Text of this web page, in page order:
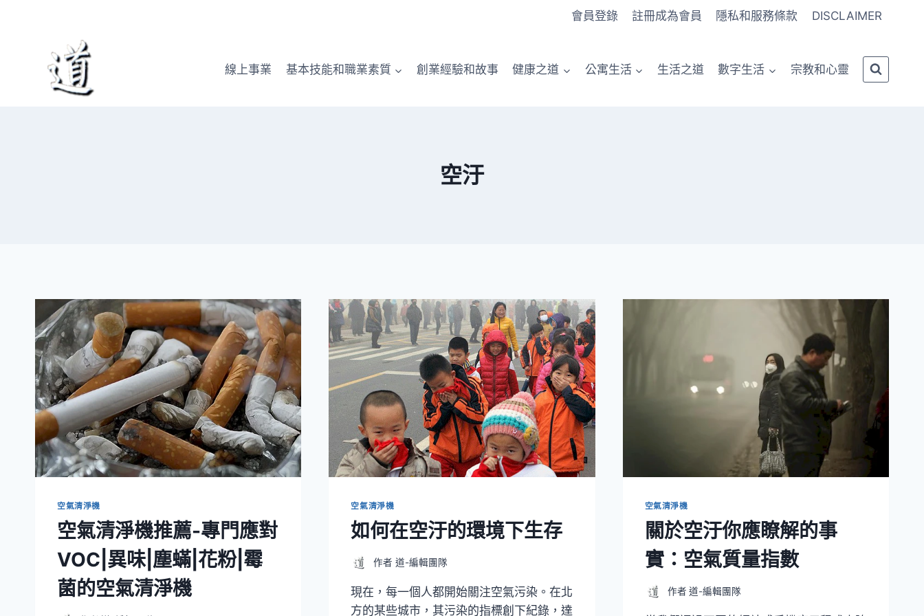
會員登錄 註冊成為會員 隱私和服務條款 DISCLAIMER
線上事業 基本技能和職業素質 創業經驗和故事 健康之道 公寓生活 生活之道 數字生活 宗教和心靈
空汙
空氣清淨機
空氣清淨機推薦-專門應對
VOC|異味|塵蟎|花粉|霉
菌的空氣清淨機
空氣清淨機
如何在空汙的環境下生存
作者 道-編輯團隊
現在，每一個人都開始關注空氣污染。在北
方的某些城市，其污染的指標創下紀錄，達
空氣清淨機
關於空汙你應瞭解的事
實：空氣質量指數
作者 道-編輯團隊